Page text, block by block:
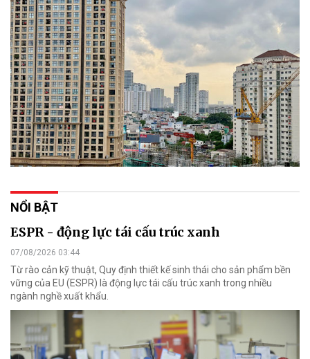
NỔI BẬT
ESPR - động lực tái cấu trúc xanh
07/08/2026 03:44
Từ rào cản kỹ thuật, Quy định thiết kế sinh thái cho sản phẩm bền
vững của EU (ESPR) là động lực tái cấu trúc xanh trong nhiều
ngành nghề xuất khẩu.